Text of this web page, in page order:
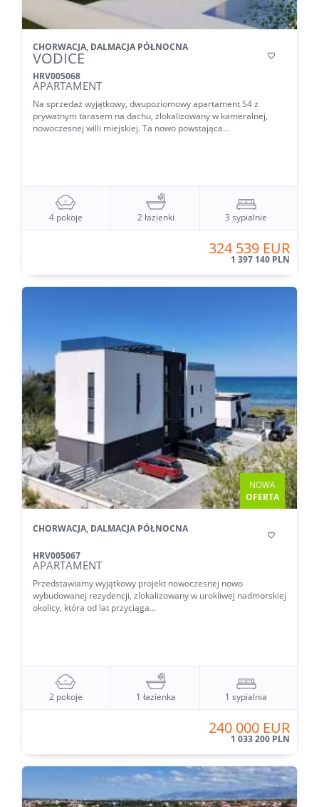
CHORWACJA, DALMACJA PÓŁNOCNA
VODICE
HRV005068
APARTAMENT

Na sprzedaż wyjątkowy, dwupoziomowy apartament S4 z
prywatnym tarasem na dachu, zlokalizowany w kameralnej,
nowoczesnej willi miejskiej. Ta nowo powstająca...
4 pokoje 2 łazienki 3 sypialnie
324 539 EUR
1 397 140 PLN
NOWA
OFERTA
CHORWACJA, DALMACJA PÓŁNOCNA
HRV005067
APARTAMENT

Przedstawiamy wyjątkowy projekt nowoczesnej nowo
wybudowanej rezydencji, zlokalizowany w urokliwej nadmorskiej
okolicy, która od lat przyciąga...
2 pokoje 1 łazienka 1 sypialnia
240 000 EUR
1 033 200 PLN